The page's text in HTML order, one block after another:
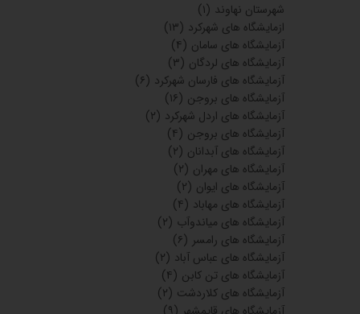
شهرستان نهاوند (۱)
ازمایشگاه های شهرکرد (۱۳)
آزمایشگاه های سامان (۴)
آزمایشگاه های لردگان (۳)
آزمایشگاه های فارسان شهرکرد (۶)
آزمایشگاه های بروجن (۱۶)
آزمایشگاه های اردل شهرکرد (۲)
آزمایشگاه های بروجن (۴)
آزمایشگاه های آبدانان (۲)
آزمایشگاه های مهران (۲)
آزمایشگاه های ایوان (۲)
آزمایشگاه های مهاباد (۴)
آزمایشگاه های میاندوآب (۲)
آزمایشگاه های رامسر (۶)
آزمایشگاه های عباس آباد (۲)
آزمایشگاه های تن کابن (۴)
آزمایشگاه های کلاردشت (۲)
آزمایشگاه های قایمشهر (۹)